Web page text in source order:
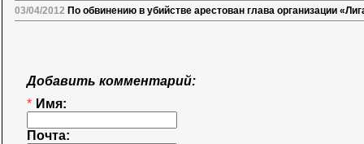
03/04/2012 По обвинению в убийстве арестован глава организации
Добавить комментарий:
* Имя:
Почта: